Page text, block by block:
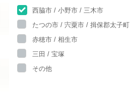
西脇市 / 小野市 / 三木市
たつの市 / 宍粟市 / 揖保郡太子町
赤穂市 / 相生市
三田 / 宝塚
その他